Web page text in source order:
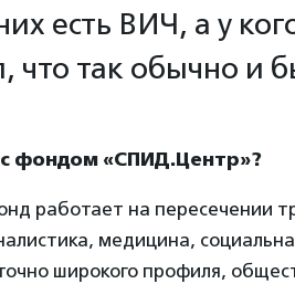
есть ВИЧ, а у
что так обычно и
фондом «СПИД.Центр»?
работает на пересечении
медицина,
широкого профиля,